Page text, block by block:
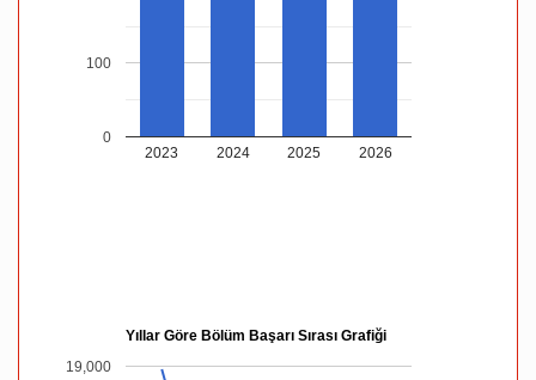
2023 2024 2025 2026
0
100
Yıllar Göre Bölüm Başarı Sırası Grafiği
19,000